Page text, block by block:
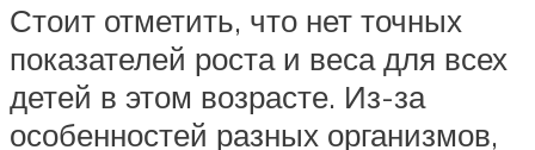
Стоит отметить, что нет точных
показателей роста и веса для всех
детей в этом возрасте. Из-за
особенностей разных организмов,